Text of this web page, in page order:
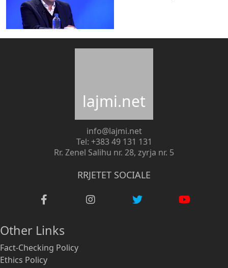
lajmi.net
info@lajmi.net
Tel: +383 49 131 131
Rr. Zenel Salihu nr. 28, zyrja nr. 5
RRJETET SOCIALE
Other Links
Fact-Checking Policy
Ethics Policy